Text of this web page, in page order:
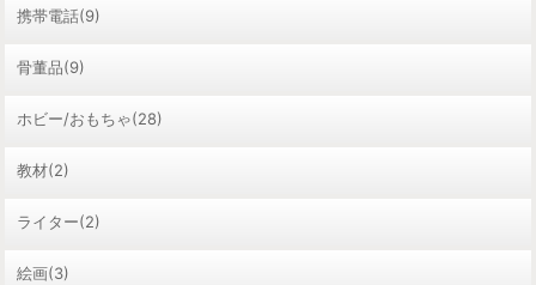
携帯電話(9)
骨董品(9)
ホビー/おもちゃ(28)
教材(2)
ライター(2)
絵画(3)